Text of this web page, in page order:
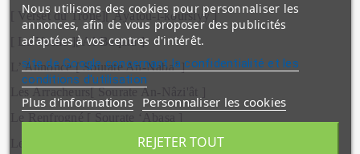
[ Verset du Trône][ Âyatou-l-koursiyy ]
[ La Vache ][ Al-Baqara ]
L’ Annonce [ Sourate An-Naba’ ]
Les Arracheurs[ Sourate An-Nâzi'ât ]
Le Décrochement [ Soûrate At-Takwîr ]
Nous utilisons des cookies pour personnaliser les
annonces, afin de vous proposer des publicités
adaptées à vos centres d'intérêt.
site de Google concernant la confidentialité et les
conditions d'utilisation
Plus d'informations Personnaliser les cookies
REJETER TOUT